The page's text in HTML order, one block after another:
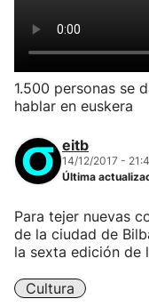
1.500 personas se
hablar en euskera
eitb
14/12/2017 -
Última
Para tejer nuevas
de la ciudad de
la sexta edición de
Cultura